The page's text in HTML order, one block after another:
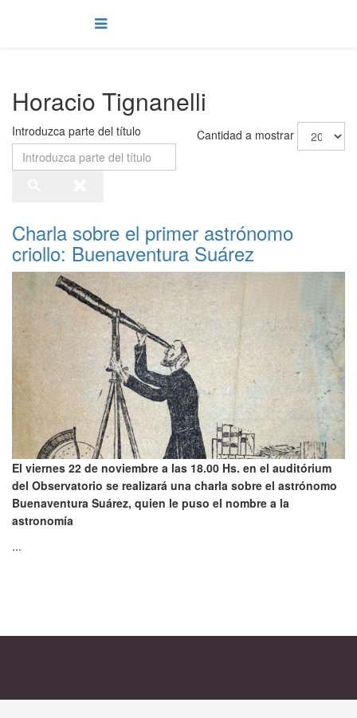
Horacio Tignanelli
Introduzca parte del título Cantidad a mostrar
Charla sobre el primer astrónomo
criollo: Buenaventura Suárez
El viernes 22 de noviembre a las 18.00 Hs. en el auditórium
del Observatorio se realizará una charla sobre el astrónomo
Buenaventura Suárez, quien le puso el nombre a la
astronomía
...